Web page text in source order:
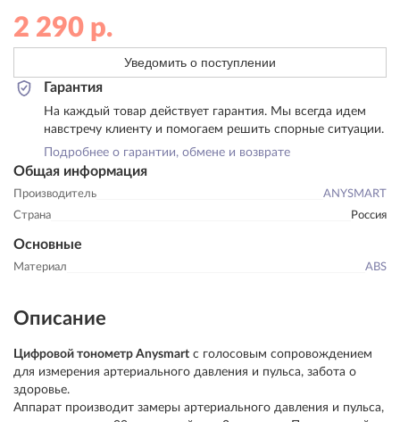
Общая информация
Производитель
ANYSMART
Страна
Россия
Основные
Материал ABS
2 290 р.
Уведомить о поступлении
Гарантия
На каждый товар действует гарантия. Мы всегда идем
навстречу клиенту и помогаем решить спорные ситуации.
Подробнее о гарантии, обмене и возврате
Описание
Цифровой тонометр Anysmart с голосовым сопровождением
для измерения артериального давления и пульса, забота о
здоровье.
Аппарат производит замеры артериального давления и пульса,